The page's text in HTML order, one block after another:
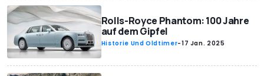
Rolls-Royce Phantom: 100 Jahre
auf dem Gipfel
Historie Und Oldtimer-17 Jan. 2025